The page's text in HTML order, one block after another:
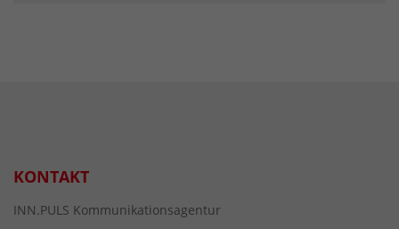
KONTAKT
INN.PULS Kommunikationsagentur